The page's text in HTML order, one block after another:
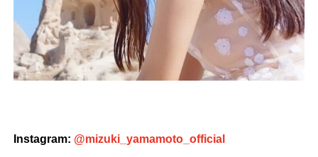
Instagram: @mizuki_yamamoto_official